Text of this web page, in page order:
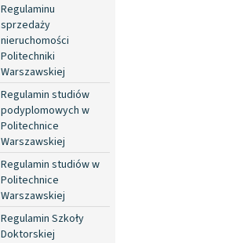
Regulaminu
sprzedaży
nieruchomości
Politechniki
Warszawskiej
Regulamin studiów
podyplomowych w
Politechnice
Warszawskiej
Regulamin studiów w
Politechnice
Warszawskiej
Regulamin Szkoły
Doktorskiej